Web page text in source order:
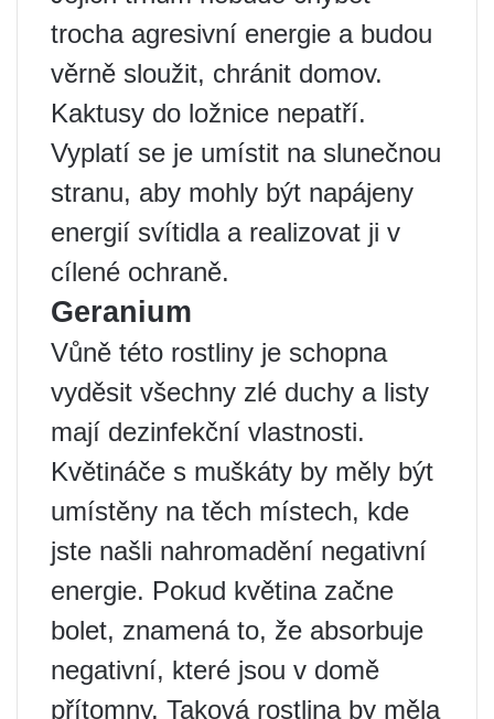
trocha agresivní energie a budou
věrně sloužit, chránit domov.
Kaktusy do ložnice nepatří.
Vyplatí se je umístit na slunečnou
stranu, aby mohly být napájeny
energií svítidla a realizovat ji v
cílené ochraně.
Geranium
Vůně této rostliny je schopna
vyděsit všechny zlé duchy a listy
mají dezinfekční vlastnosti.
Květináče s muškáty by měly být
umístěny na těch místech, kde
jste našli nahromadění negativní
energie. Pokud květina začne
bolet, znamená to, že absorbuje
negativní, které jsou v domě
přítomny. Taková rostlina by měla